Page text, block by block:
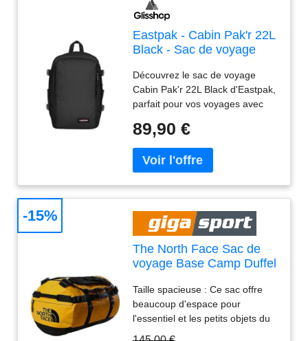
Eastpak - Cabin Pak'r 22L
Black - Sac de voyage
Découvrez le sac de voyage
Cabin Pak'r 22L Black d'Eastpak,
parfait pour vos voyages avec
espace optimisé.
89,90 €
The North Face Sac de
voyage Base Camp Duffel
Taille spacieuse : Ce sac offre
beaucoup d'espace pour
l'essentiel et les petits objets du
quotidien. Le sac de voyage
-15%